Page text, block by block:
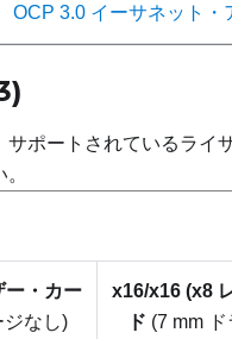
OCP 3.0 イーサネット・
ポートされているライ
ー・カー
ジなし)
x16/x16 (x8
ド (7 mm